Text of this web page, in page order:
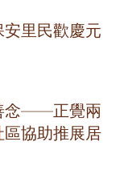
里民歡慶元
念——正覺兩
協助推展居